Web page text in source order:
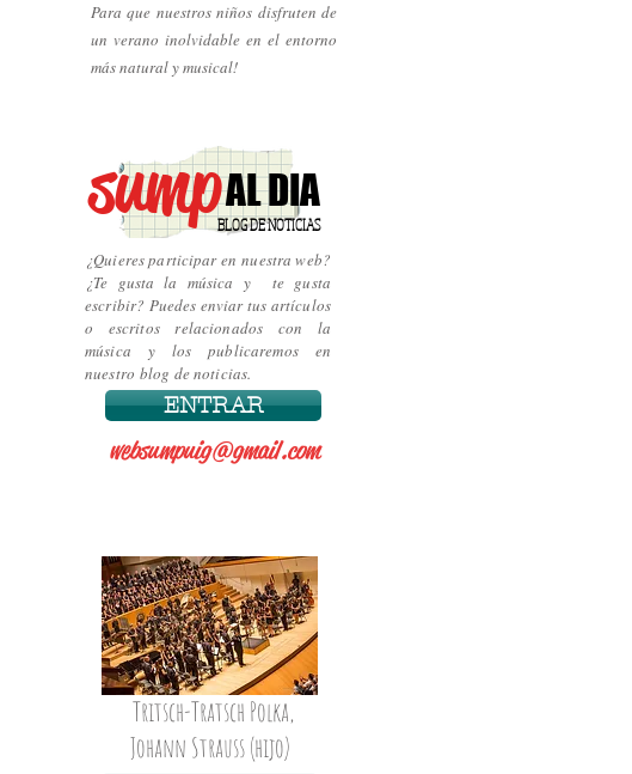
Para que nuestros niños disfruten de
un verano inolvidable en el entorno
más natural y musical!
sumpAL DIA
BLOG DE NOTICIAS
¿Quieres participar en nuestra web?
¿Te gusta la música y te gusta
escribir? Puedes enviar tus artículos
o escritos relacionados con la
música y los publicaremos en
nuestro blog de noticias.
ENTRAR
websumpuig@gmail.com
Tritsch-Tratsch Polka,
Johann Strauss (hijo)